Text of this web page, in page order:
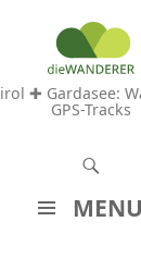
✚ Gardasee:
GPS-Tracks
MENU